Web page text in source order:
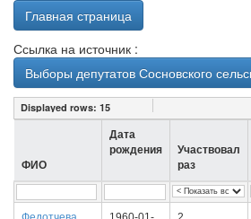
Главная страница
Ссылка на источник :
Выборы депутатов Сосновского
Displayed rows: 15
ФИО
Дата
рождения
Участвовал
раз